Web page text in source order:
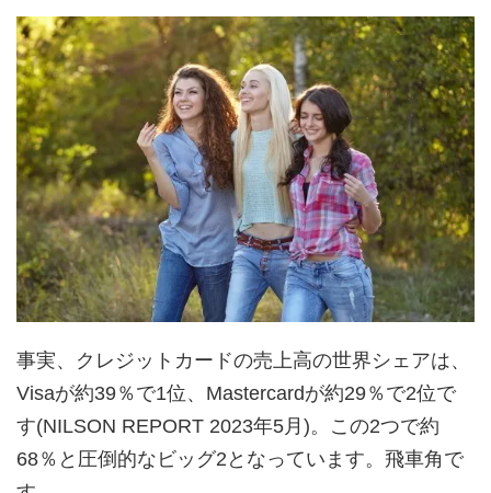
事実、クレジットカードの売上高の世界シェアは、
Visaが約39％で1位、Mastercardが約29％で2位で
す(NILSON REPORT 2023年5月)。この2つで約
68％と圧倒的なビッグ2となっています。飛車角で